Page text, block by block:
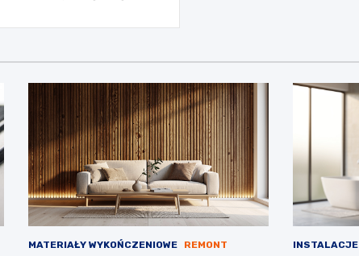
MATERIAŁY WYKOŃCZENIOWE REMONT INSTALACJE